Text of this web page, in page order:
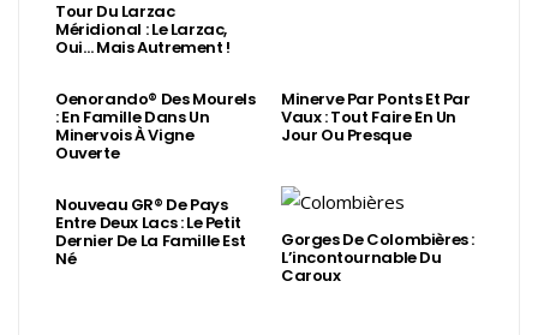
Tour Du Larzac
Méridional : Le Larzac,
Oui… Mais Autrement !
Oenorando® Des Mourels
: En Famille Dans Un
Minervois À Vigne
Ouverte
Minerve Par Ponts Et Par
Vaux : Tout Faire En Un
Jour Ou Presque
Nouveau GR® De Pays
Entre Deux Lacs : Le Petit
Dernier De La Famille Est
Né
Gorges De Colombières :
L’incontournable Du
Caroux